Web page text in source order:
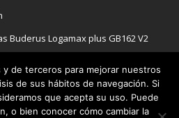
y de terceros para mejorar nuestros
de sus hábitos de navegación. Si
que acepta su uso. Puede
o bien conocer cómo cambiar la
Buderus Logamax plus GB162 V2
DE CALDERAS EN POZUELO